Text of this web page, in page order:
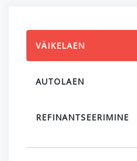
VÄIKELAEN
AUTOLAEN
REFINANTSEERIMINE